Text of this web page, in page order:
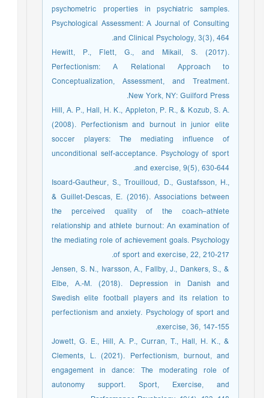
psychometric properties in psychiatric samples.
Psychological Assessment: A Journal of Consulting
and Clinical Psychology, 3(3), 464.
Hewitt, P., Flett, G., and Mikail, S. (2017).
Perfectionism: A Relational Approach to
Conceptualization, Assessment, and Treatment.
New York, NY: Guilford Press.
Hill, A. P., Hall, H. K., Appleton, P. R., & Kozub, S. A.
(2008). Perfectionism and burnout in junior elite
soccer players: The mediating influence of
unconditional self-acceptance. Psychology of sport
and exercise, 9(5), 630-644.
Isoard-Gautheur, S., Trouilloud, D., Gustafsson, H.,
& Guillet-Descas, E. (2016). Associations between
the perceived quality of the coach–athlete
relationship and athlete burnout: An examination of
the mediating role of achievement goals. Psychology
of sport and exercise, 22, 210-217.
Jensen, S. N., Ivarsson, A., Fallby, J., Dankers, S., &
Elbe, A.-M. (2018). Depression in Danish and
Swedish elite football players and its relation to
perfectionism and anxiety. Psychology of sport and
exercise, 36, 147-155.
Jowett, G. E., Hill, A. P., Curran, T., Hall, H. K., &
Clements, L. (2021). Perfectionism, burnout, and
engagement in dance: The moderating role of
autonomy support. Sport, Exercise, and